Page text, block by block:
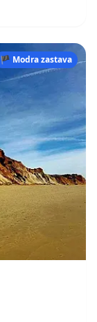
🏴 Modra zastava